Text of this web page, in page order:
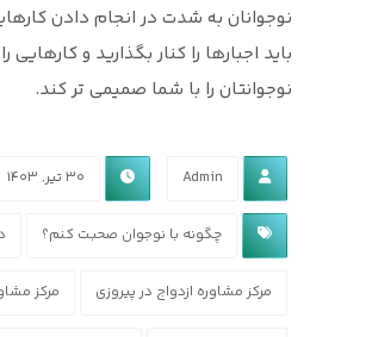
نوجوانان به شدت در انجام دادن
باید اجبارها را کنار بگذارید و
نوجوانتان را با شما صمیمی تر کند.
Admin ۳۰ تیر, ۱۴۰۳
چگونه با نوجوان صحبت کنم؟
مرکز مشاوره ازدواج در پیروزی مرکز